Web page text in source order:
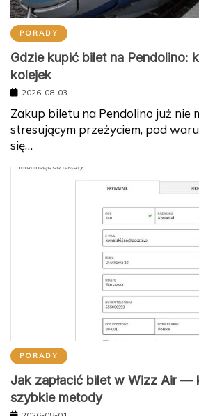
PORADY
Gdzie kupić bilet na Pendolino:
kolejek
2026-08-03
Zakup biletu na Pendolino już nie
stresującym przeżyciem, pod
się…
PORADY
Jak zapłacić bilet w Wizz Air —
szybkie metody